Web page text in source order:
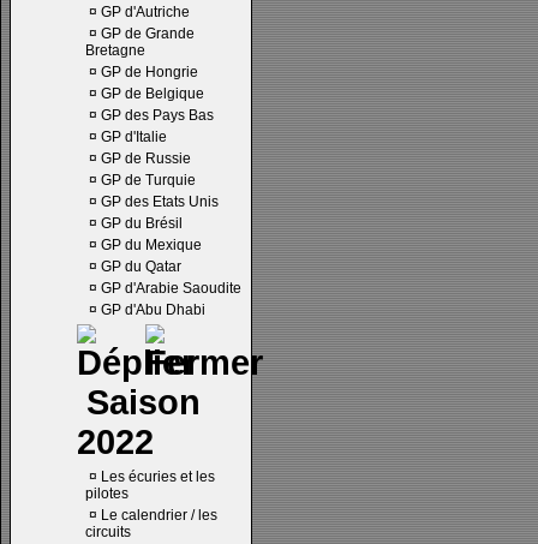
¤ GP d'Autriche
¤ GP de Grande
Bretagne
¤ GP de Hongrie
¤ GP de Belgique
¤ GP des Pays Bas
¤ GP d'Italie
¤ GP de Russie
¤ GP de Turquie
¤ GP des Etats Unis
¤ GP du Brésil
¤ GP du Mexique
¤ GP du Qatar
¤ GP d'Arabie Saoudite
¤ GP d'Abu Dhabi
Saison
2022
¤ Les écuries et les
pilotes
¤ Le calendrier / les
circuits